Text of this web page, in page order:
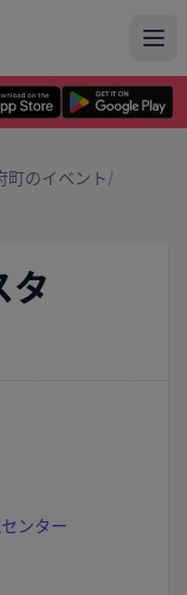
町のイベント/
タ
ンター